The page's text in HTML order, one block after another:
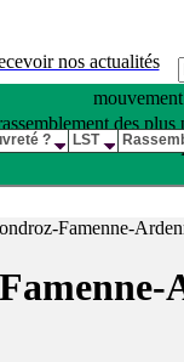
nos actualités
des
Famenne-
? LST